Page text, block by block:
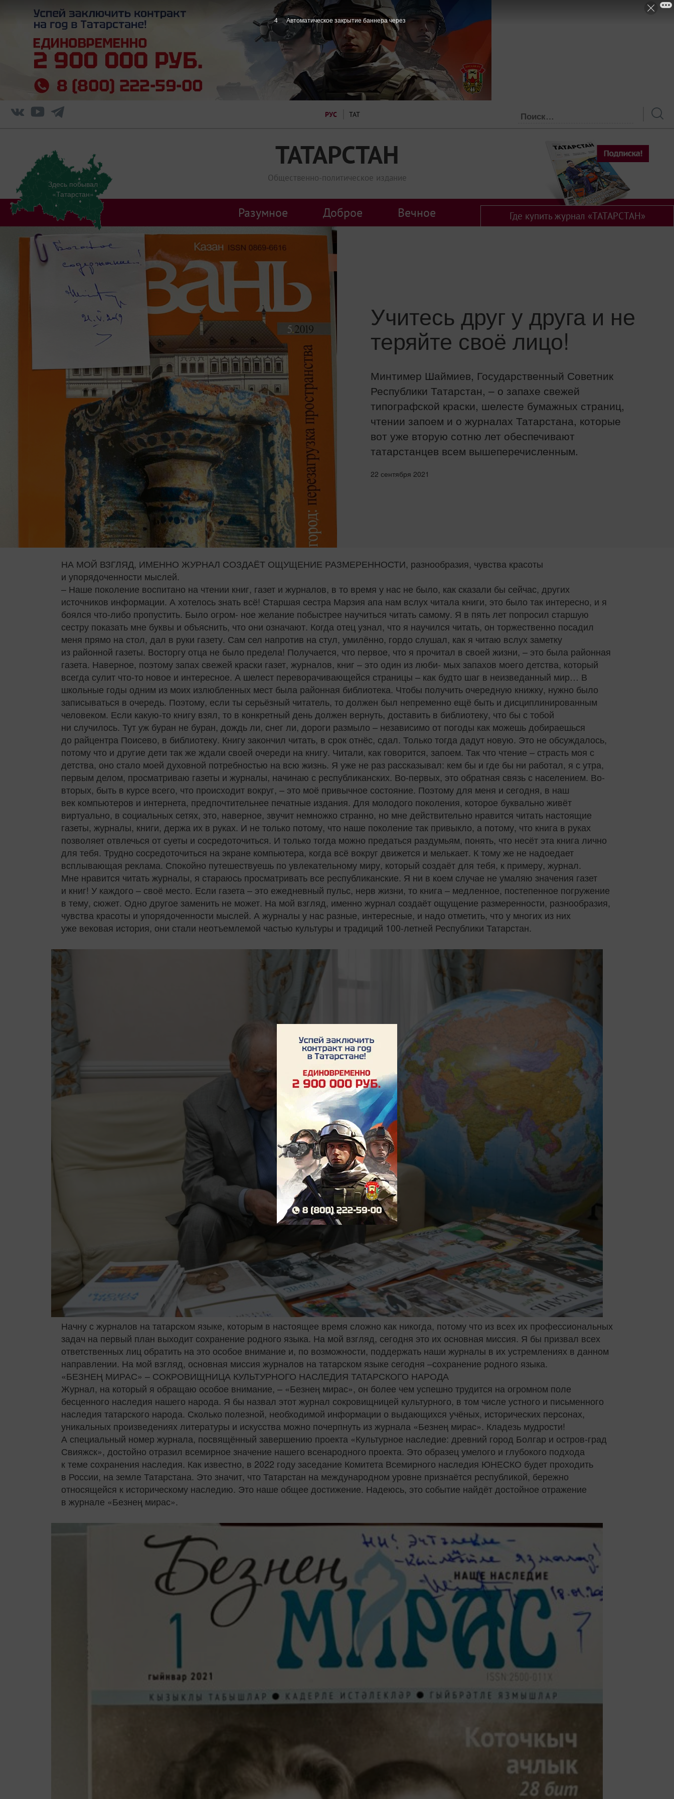
РУС ТАТ
ТАТАРСТАН
Общественно-политическое издание
Здесь побывал
«Татарстан»
Разумное Доброе Вечное Где купить журнал «ТАТАРСТАН»
Учитесь друг у друга и не
теряйте своё лицо!
Минтимер Шаймиев, Государственный Советник
Республики Татарстан, – о запахе свежей
типографской краски, шелесте бумажных страниц,
чтении запоем и о журналах Татарстана, которые
вот уже вторую сотню лет обеспечивают
татарстанцев всем вышеперечисленным.
22 сентября 2021
НА МОЙ ВЗГЛЯД, ИМЕННО ЖУРНАЛ СОЗДАЁТ ОЩУЩЕНИЕ РАЗМЕРЕННОСТИ, разнообразия, чувства красоты
и упорядоченности мыслей.
– Наше поколение воспитано на чтении книг, газет и журналов, в то время у нас не было, как сказали бы сейчас, других
источников информации. А хотелось знать всё! Старшая сестра Марзия апа нам вслух читала книги, это было так интересно, и я
боялся что‑либо пропустить. Было огром‑ ное желание побыстрее научиться читать самому. Я в пять лет попросил старшую
сестру показать мне буквы и объяснить, что они означают. Когда отец узнал, что я научился читать, он торжественно посадил
меня прямо на стол, дал в руки газету. Сам сел напротив на стул, умилённо, гордо слушал, как я читаю вслух заметку
из районной газеты. Восторгу отца не было предела! Получается, что первое, что я прочитал в своей жизни, – это была районная
газета. Наверное, поэтому запах свежей краски газет, журналов, книг – это один из люби‑ мых запахов моего детства, который
всегда сулит что‑то новое и интересное. А шелест переворачивающейся страницы – как будто шаг в неизведанный мир… В
школьные годы одним из моих излюбленных мест была районная библиотека. Чтобы получить очередную книжку, нужно было
записываться в очередь. Поэтому, если ты серьёзный читатель, то должен был непременно ещё быть и дисциплинированным
человеком. Если какую‑то книгу взял, то в конкретный день должен вернуть, доставить в библиотеку, что бы с тобой
ни случилось. Тут уж буран не буран, дождь ли, снег ли, дороги размыло – независимо от погоды как можешь добираешься
до райцентра Поисево, в библиотеку. Книгу закончил читать, в срок отнёс, сдал. Только тогда дадут новую. Это не обсуждалось,
потому что и другие дети так же ждали своей очереди на книгу. Читали, как говорится, запоем. Так что чтение – страсть моя с
детства, оно стало моей духовной потребностью на всю жизнь. Я уже не раз рассказывал: кем бы и где бы ни работал, я с утра,
первым делом, просматриваю газеты и журналы, начинаю с республиканских. Во-первых, это обратная связь с населением. Во-
вторых, быть в курсе всего, что происходит вокруг, – это моё привычное состояние. Поэтому для меня и сегодня, в наш
век компьютеров и интернета, предпочтительнее печатные издания. Для молодого поколения, которое буквально живёт
виртуально, в социальных сетях, это, наверное, звучит немножко странно, но мне действительно нравится читать настоящие
газеты, журналы, книги, держа их в руках. И не только потому, что наше поколение так привыкло, а потому, что книга в руках
позволяет отвлечься от суеты и сосредоточиться. И только тогда можно предаться раздумьям, понять, что несёт эта книга лично
для тебя. Трудно сосредоточиться на экране компьютера, когда всё вокруг движется и мелькает. К тому же не надоедает
всплывающая реклама. Спокойно путешествуешь по увлекательному миру, который создаёт для тебя, к примеру, журнал.
Мне нравится читать журналы, я стараюсь просматривать все республиканские. Я ни в коем случае не умаляю значения газет
и книг! У каждого – своё место. Если газета – это ежедневный пульс, нерв жизни, то книга – медленное, постепенное погружение
в тему, сюжет. Одно другое заменить не может. На мой взгляд, именно журнал создаёт ощущение размеренности, разнообразия,
чувства красоты и упорядоченности мыслей. А журналы у нас разные, интересные, и надо отметить, что у многих из них
уже вековая история, они стали неотъемлемой частью культуры и традиций 100-летней Республики Татарстан.
Начну с журналов на татарском языке, которым в настоящее время сложно как никогда, потому что из всех их профессиональных
задач на первый план выходит сохранение родного языка. На мой взгляд, сегодня это их основная миссия. Я бы призвал всех
ответственных лиц обратить на это особое внимание и, по возможности, поддержать наши журналы в их устремлениях в данном
направлении. На мой взгляд, основная миссия журналов на татарском языке сегодня –сохранение родного языка.
«БЕЗНЕҢ МИРАС» – СОКРОВИЩНИЦА КУЛЬТУРНОГО НАСЛЕДИЯ ТАТАРСКОГО НАРОДА
Журнал, на который я обращаю особое внимание, – «Безнең мирас», он более чем успешно трудится на огромном поле
бесценного наследия нашего народа. Я бы назвал этот журнал сокровищницей культурного, в том числе устного и письменного
наследия татарского народа. Сколько полезной, необходимой информации о выдающихся учёных, исторических персонах,
уникальных произведениях литературы и искусства можно почерпнуть из журнала «Безнең мирас». Кладезь мудрости!
А специальный номер журнала, посвящённый завершению проекта «Культурное наследие: древний город Болгар и остров-град
Свияжск», достойно отразил всемирное значение нашего всенародного проекта. Это образец умелого и глубокого подхода
к теме сохранения наследия. Как известно, в 2022 году заседание Комитета Всемирного наследия ЮНЕСКО будет проходить
в России, на земле Татарстана. Это значит, что Татарстан на международном уровне признаётся республикой, бережно
относящейся к историческому наследию. Это наше общее достижение. Надеюсь, это событие найдёт достойное отражение
в журнале «Безнең мирас».
1 Автоматическое закрытие баннера через